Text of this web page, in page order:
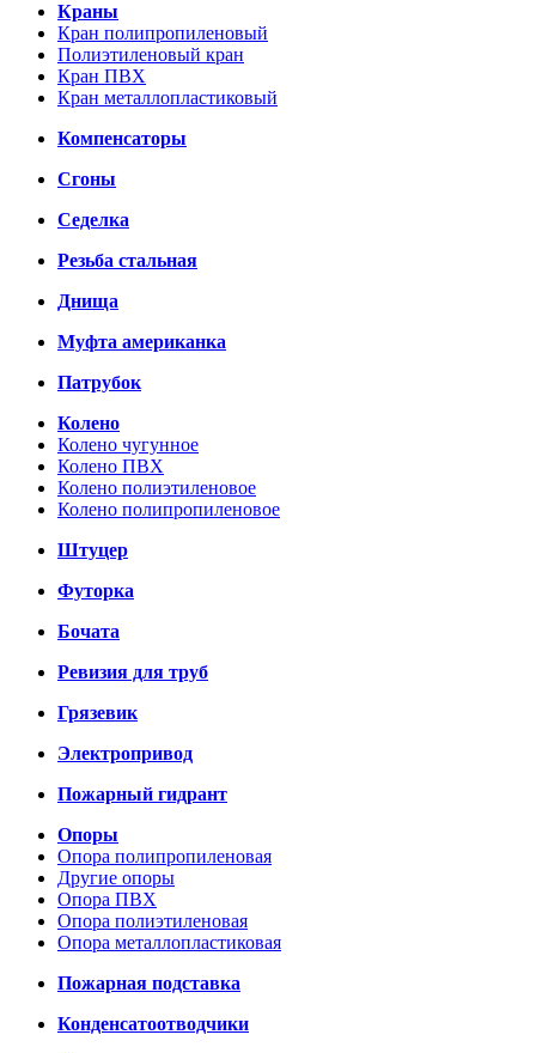
Краны
Кран полипропиленовый
Полиэтиленовый кран
Кран ПВХ
Кран металлопластиковый
Компенсаторы
Сгоны
Седелка
Резьба стальная
Днища
Муфта американка
Патрубок
Колено
Колено чугунное
Колено ПВХ
Колено полиэтиленовое
Колено полипропиленовое
Штуцер
Футорка
Бочата
Ревизия для труб
Грязевик
Электропривод
Пожарный гидрант
Опоры
Опора полипропиленовая
Другие опоры
Опора ПВХ
Опора полиэтиленовая
Опора металлопластиковая
Пожарная подставка
Конденсатоотводчики